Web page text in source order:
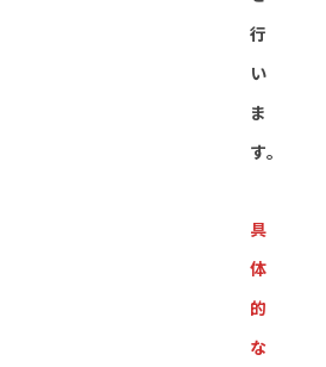
行
い
ま
す。
具
体
的
な